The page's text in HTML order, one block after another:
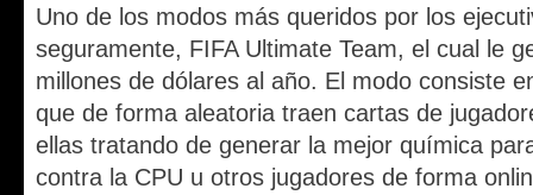
Uno de los modos más queridos por los
seguramente, FIFA Ultimate Team, el cual le
millones de dólares al año. El modo consiste
que de forma aleatoria traen cartas de
ellas tratando de generar la mejor química
contra la CPU u otros jugadores de forma